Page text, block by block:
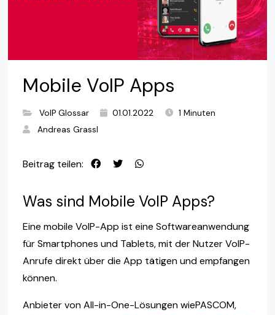
Mobile VoIP Apps
VoIP Glossar 01.01.2022
1 Minuten
Andreas Grassl
Beitrag teilen:
Was sind Mobile VoIP Apps?
Eine mobile VoIP-App ist eine Softwareanwendung
für Smartphones und Tablets, mit der Nutzer VoIP-
Anrufe direkt über die App tätigen und empfangen
können.
Anbieter von All-in-One-Lösungen wiePASCOM,